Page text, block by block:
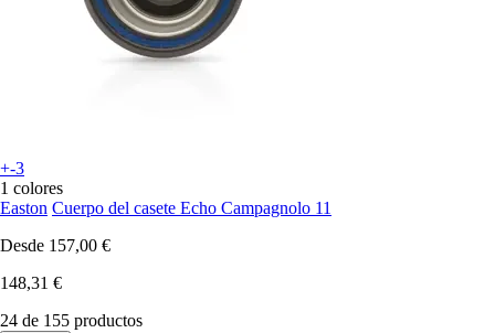
+-3
1 colores
Easton Cuerpo del casete Echo Campagnolo 11
Desde 157,00 €
148,31 €
24 de 155 productos